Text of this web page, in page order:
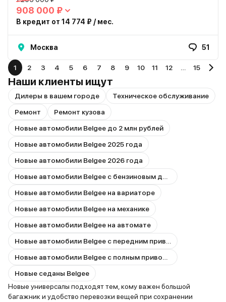
908 000 ₽
В кредит от 14 774 ₽ / мес.
Москва 51
1 2 3 4 5 6 7 8 9 10 11 12 15
Наши клиенты ищут
Дилеры в вашем городе
Техническое обслуживание
Ремонт
Ремонт кузова
Новые автомобили Belgee до 2 млн рублей
Новые автомобили Belgee 2025 года
Новые автомобили Belgee 2026 года
Новые автомобили Belgee на вариаторе
Новые автомобили Belgee на механике
Новые автомобили Belgee на автомате
Новые седаны Belgee
Новые универсалы подходят тем, кому важен большой
багажник и удобство перевозки вещей при сохранении